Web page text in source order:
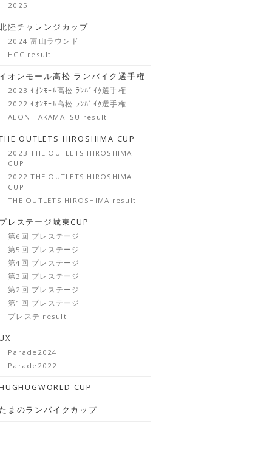
2025
陸チャレンジカップ
2024 富山ラウンド
HCC result
イオンモール高松 ランバイク選手権
2023 ｲｵﾝﾓｰﾙ高松 ﾗﾝﾊﾞｲｸ選手権
2022 ｲｵﾝﾓｰﾙ高松 ﾗﾝﾊﾞｲｸ選手権
AEON TAKAMATSU result
OUTLETS HIROSHIMA CUP
2023 THE OUTLETS HIROSHIMA
CUP
2022 THE OUTLETS HIROSHIMA
CUP
THE OUTLETS HIROSHIMA result
プレステージ城東CUP
第6回 プレステージ
第5回 プレステージ
第4回 プレステージ
第3回 プレステージ
第2回 プレステージ
第1回 プレステージ
プレステ result
Parade2024
Parade2022
CUP
たまのランバイクカップ